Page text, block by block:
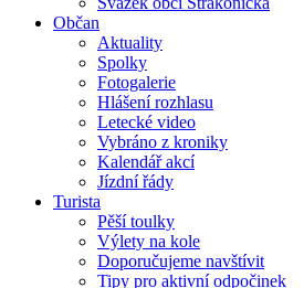
Občan
Aktuality
Spolky
Fotogalerie
Hlášení rozhlasu
Letecké video
Vybráno z kroniky
Kalendář akcí
Jízdní řády
Turista
Pěší toulky
Výlety na kole
Doporučujeme navštívit
Tipy pro aktivní odpočinek